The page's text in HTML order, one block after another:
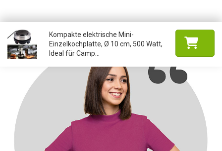
Kompakte elektrische Mini-
Einzelkochplatte, Ø 10 cm, 500 Watt,
Ideal für Camp...